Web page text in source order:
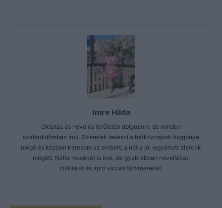
Imre Hilda
Oktatás és nevelés területén dolgozom, de minden
szabadidőmben írok. Szeretek belesni a hétköznapok függönye
mögé és közben keresem az embert, a nőt a jól legyártott álarcok
mögött. Néha meséket is írok, de gyakrabban novellákat,
cikkeket és apró vicces történeteket.